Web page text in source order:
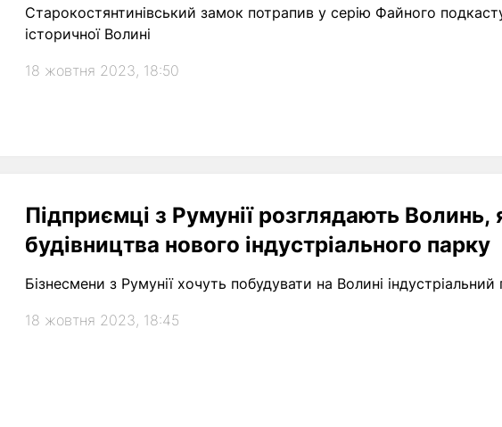
Старокостянтинівський замок потрапив у серію Файного
історичної Волині
18 жовтня 2023, 18:50
Підприємці з Румунії розглядають Волинь,
будівництва нового індустріального парку
Бізнесмени з Румунії хочуть побудувати на Волині індустріальний
18 жовтня 2023, 18:45